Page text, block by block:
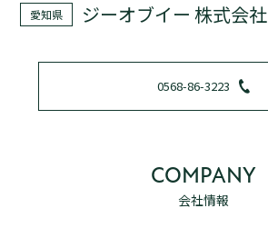
1
愛知県 ジーオブイー 株式会社
0568-86-3223
COMPANY
会社情報